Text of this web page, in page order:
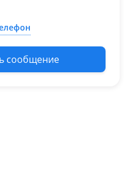
сообщение